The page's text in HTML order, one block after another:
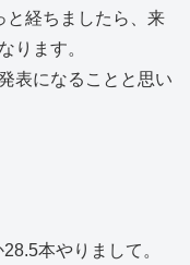
と経ちましたら、来
ります。
表になることと思い
本やりまして。